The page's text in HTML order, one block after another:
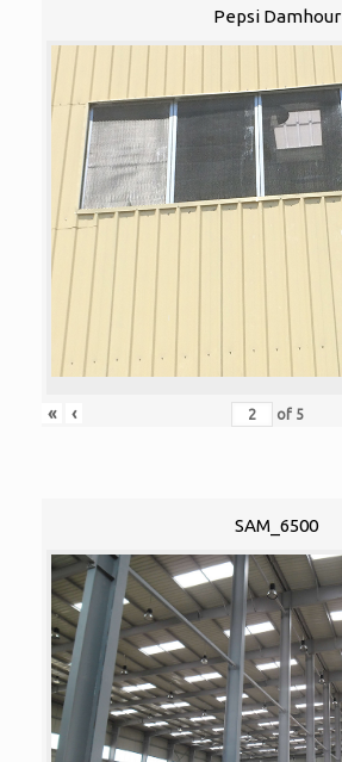
Pepsi Damhour
« ‹ of 5
SAM_6500